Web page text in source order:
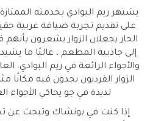
يشتهر ريم البوادي بخدمته
على تقديم تجربة ضيافة عربية
الحار يجعلان الزوار يشعرون
إلى جاذبية المطعم ، غالبًا ما
والأجواء الرائعة في ريم البوادي.
الزوار الفرديون يجدون فيه مكانًا
لذيذة في جو يحاكي الأجواء
إذا كنت في بونشاك وتبحث عن